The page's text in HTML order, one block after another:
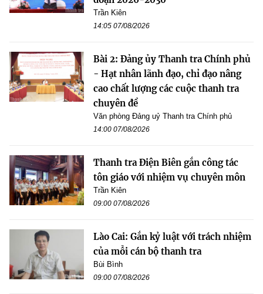
Trần Kiên
14:05 07/08/2026
Bài 2: Đảng ủy Thanh tra Chính phủ
- Hạt nhân lãnh đạo, chỉ đạo nâng
cao chất lượng các cuộc thanh tra
chuyên đề
Văn phòng Đảng uỷ Thanh tra Chính phủ
14:00 07/08/2026
Thanh tra Điện Biên gắn công tác
tôn giáo với nhiệm vụ chuyên môn
Trần Kiên
09:00 07/08/2026
Lào Cai: Gắn kỷ luật với trách nhiệm
của mỗi cán bộ thanh tra
Bùi Bình
09:00 07/08/2026